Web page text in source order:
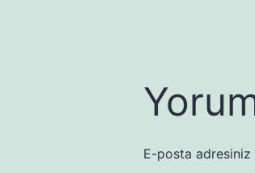
E-posta adresiniz